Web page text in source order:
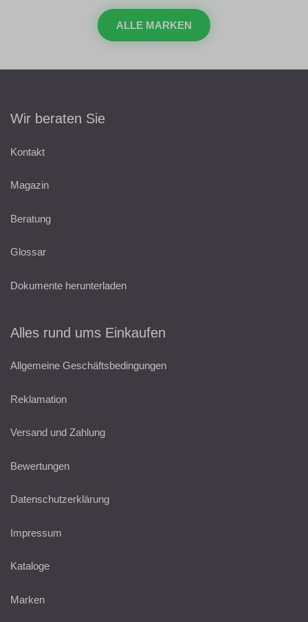
ALLE MARKEN
Wir beraten Sie
Kontakt
Magazin
Beratung
Glossar
Dokumente herunterladen
Alles rund ums Einkaufen
Allgemeine Geschäftsbedingungen
Reklamation
Versand und Zahlung
Bewertungen
Datenschutzerklärung
Impressum
Kataloge
Marken